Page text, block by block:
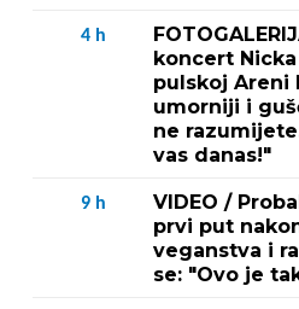
4 h
koncert Nicka
pulskoj Areni
umorniji i
ne
vas danas!"
9 h
VIDEO /
prvi put
veganstva i
se: "Ovo je